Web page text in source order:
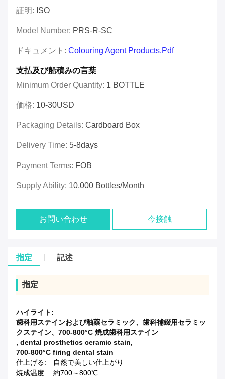
証明: ISO
Model Number: PRS-R-SC
ドキュメント: Colouring Agent Products.pdf
支払及び船積みの言葉
Minimum Order Quantity: 1 BOTTLE
価格: 10-30USD
Packaging Details: Cardboard Box
Delivery Time: 5-8days
Payment Terms: FOB
Supply Ability: 10,000 Bottles/month
お問い合わせ 今接触
指定 記述
指定
ハイライト:
歯科用ステインおよび釉薬セラミック、歯科補綴用セラミッ
クステイン、700-800°C 焼成歯科用ステイン
, dental prosthetics ceramic stain,
700-800°C firing dental stain
仕上げる:
自然で美しい仕上がり
焼成温度:
約700～800℃